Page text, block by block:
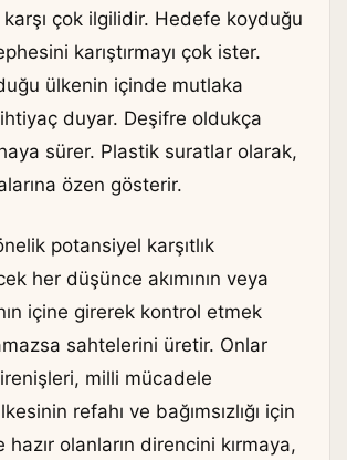
çok ilgilidir. Hedefe koyduğu
karıştırmayı çok ister.
ülkenin içinde mutlaka
duyar. Deşifre oldukça
sürer. Plastik suratlar olarak,
özen gösterir.
potansiyel karşıtlık
her düşünce akımının veya
içine girerek kontrol etmek
sahtelerini üretir. Onlar
milli mücadele
refahı ve bağımsızlığı için
olanların direncini kırmaya,